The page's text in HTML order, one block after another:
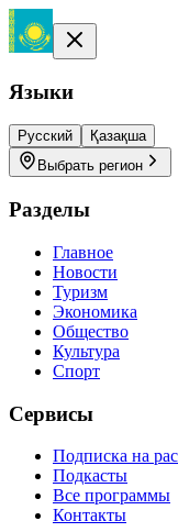
Языки
Русский
Қазақша
Выбрать регион
Разделы
Главное
Новости
Туризм
Экономика
Общество
Культура
Спорт
Сервисы
Подписка на
Подкасты
Все программы
Контакты